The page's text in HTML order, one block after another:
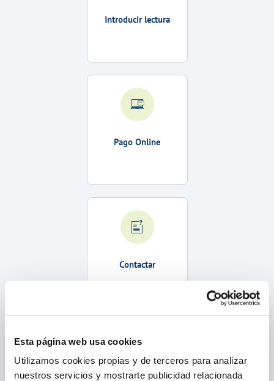
Esta página web usa cookies
Utilizamos cookies propias y de terceros para analizar
nuestros servicios y mostrarte publicidad relacionada
Introducir lectura
Pago Online
Contactar